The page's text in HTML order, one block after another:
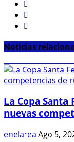
Noticias
La Copa
nuevas
enelarea Ago 5,